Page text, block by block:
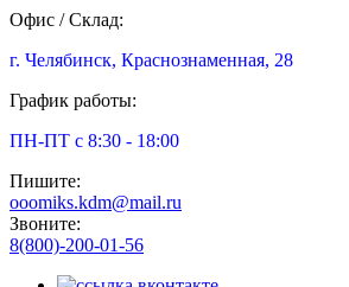
Офис / Склад:
г. Челябинск, Краснознаменная, 28
График работы:
ПН-ПТ с 8:30 - 18:00
Пишите:
ooomiks.kdm@mail.ru
Звоните:
8(800)-200-01-56